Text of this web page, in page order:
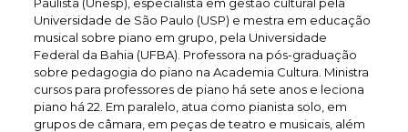
Universidade de São Paulo (USP) e mestra em educação
musical sobre piano em grupo, pela Universidade
Federal da Bahia (UFBA). Professora na pós-graduação
sobre pedagogia do piano na Academia Cultura. Ministra
cursos para professores de piano há sete anos e leciona
piano há 22. Em paralelo, atua como pianista solo, em
grupos de câmara, em peças de teatro e musicais, além